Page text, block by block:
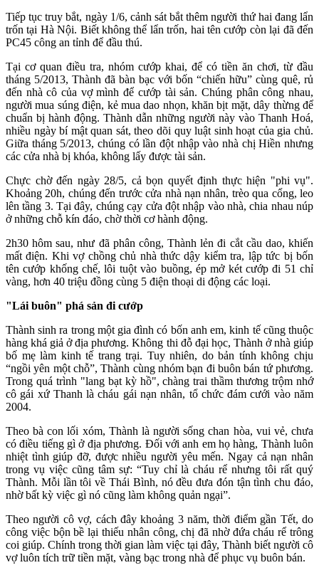
Tiếp tục truy bắt, ngày 1/6, cảnh sát bắt thêm người thứ hai đang lẩn
trốn tại Hà Nội. Biết không thể lẩn trốn, hai tên cướp còn lại đã đến
PC45 công an tỉnh để đầu thú.
Tại cơ quan điều tra, nhóm cướp khai, để có tiền ăn chơi, từ đầu
tháng 5/2013, Thành đã bàn bạc với bốn “chiến hữu” cùng quê, rủ
đến nhà cô của vợ mình để cướp tài sản. Chúng phân công nhau,
người mua súng điện, kẻ mua dao nhọn, khăn bịt mặt, dây thừng để
chuẩn bị hành động. Thành dẫn những người này vào Thanh Hoá,
nhiều ngày bí mật quan sát, theo dõi quy luật sinh hoạt của gia chủ.
Giữa tháng 5/2013, chúng có lần đột nhập vào nhà chị Hiền nhưng
các cửa nhà bị khóa, không lấy được tài sản.
Chực chờ đến ngày 28/5, cả bọn quyết định thực hiện "phi vụ".
Khoảng 20h, chúng đến trước cửa nhà nạn nhân, trèo qua cổng, leo
lên tầng 3. Tại đây, chúng cạy cửa đột nhập vào nhà, chia nhau núp
ở những ch‌ּỗ kí‌ּn đáo, chờ thời cơ hành động.
2h30 hôm sau, như đã phân công, Thành lẻn đi cắt cầu dao, khiến
mất điện. Khi vợ chồng chủ nhà thức dậy kiểm tra, lập tức bị bốn
tên cướp khống chế, lôi tuột vào buồng, ép mở két cướp đi 51 chỉ
vàng, hơn 40 triệu đồng cùng 5 điện thoại di động các loại.
"Lái buôn" phá sản đi cướp
Thành sinh ra trong một gia đình có bốn anh em, kinh tế cũng thuộc
hàng khá giả ở địa phương. Không thi đỗ đại học, Thành ở nhà giúp
bố mẹ làm kinh tế trang trại. Tuy nhiên, do bản tính không chịu
“ngồi yên một chỗ”, Thành cùng nhóm bạn đi buôn bán tứ phương.
Trong quá trình "lang bạt kỳ hồ", chàng trai thầm thương trộm nhớ
cô gái xứ Thanh là cháu gái nạn nhân, tổ chức đám cưới vào năm
2004.
Theo bà con lối xóm, Thành là người sống chan hòa, vui vẻ, chưa
có điều tiếng gì ở địa phương. Đối với anh em họ hàng, Thành luôn
nhiệt tình giúp đỡ, được nhiều người yêu mến. Ngay cả nạn nhân
trong vụ việc cũng tâm sự: “Tuy chỉ là cháu rể nhưng tôi rất quý
Thành. Mỗi lần tôi về Thái Bình, nó đều đưa đón tận tình chu đáo,
nhờ bất kỳ việc gì nó cũng làm không quản ngại”.
Theo người cô vợ, cách đây khoảng 3 năm, thời điểm gần Tết, do
công việc bộn bề lại thiếu nhân công, chị đã nhờ đứa cháu rể trông
coi giúp. Chính trong thời gian làm việc tại đây, Thành biết người cô
vợ luôn tích trữ tiền mặt, vàng bạc trong nhà để phục vụ buôn bán.